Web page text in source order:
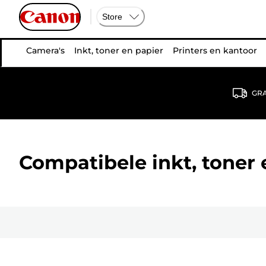
Store
Camera's Inkt, toner en papier Printers en kantoor
Compatibele inkt, toner